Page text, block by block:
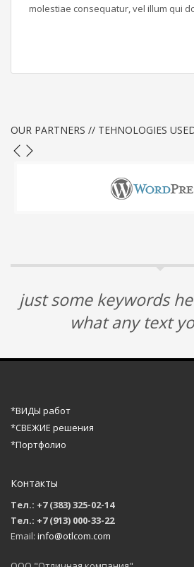
molestiae consequatur, vel illum qui
OUR PARTNERS // TEHNOLOGIES
just some keywords
what any text
*ВИДЫ работ
*СВЕЖИЕ решения
*Портфолио
Контакты
Тел.: +7 (383) 325-02-14
Тел.: +7 (913) 000-33-22
Email: info@otlcom.com